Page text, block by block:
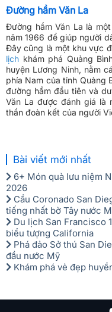
Đường hầm Văn La
Đường hầm Văn La là
năm 1966 để giúp người
Đây cũng là một khu vực
lịch khám phá Quảng
huyện Lương Ninh, nằm
phía Nam của tỉnh Quảng
đường hầm đầu tiên và
Văn La được đánh giá là
thần đoàn kết của người
Bài viết mới nhất
6+ Món quà lưu niệm
2026
Cầu Coronado San
tiếng nhất bờ Tây nước
Du lịch San Francisco
biểu tượng California
Phá đảo Sở thú San
đầu nước Mỹ
Khám phá vẻ đẹp